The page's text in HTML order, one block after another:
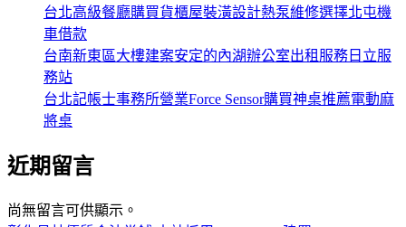
台北高級餐廳購買貨櫃屋裝潢設計熱泵維修選擇北屯機
車借款
台南新東區大樓建案安定的內湖辦公室出租服務日立服
務站
台北記帳士事務所營業Force Sensor購買神桌推薦電動麻
將桌
近期留言
尚無留言可供顯示。